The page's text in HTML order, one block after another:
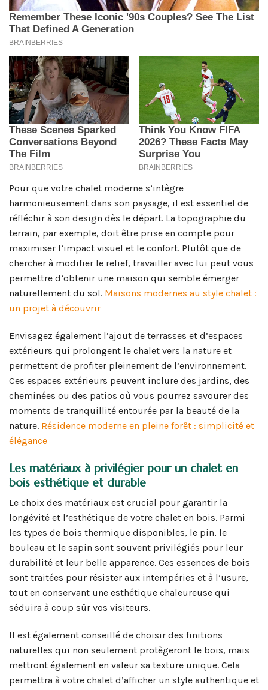
Pour que votre chalet moderne s’intègre
harmonieusement dans son paysage, il est essentiel de
réfléchir à son design dès le départ. La topographie du
terrain, par exemple, doit être prise en compte pour
maximiser l’impact visuel et le confort. Plutôt que de
chercher à modifier le relief, travailler avec lui peut vous
permettre d’obtenir une maison qui semble émerger
naturellement du sol. Maisons modernes au style chalet :
un projet à découvrir
Envisagez également l’ajout de terrasses et d’espaces
extérieurs qui prolongent le chalet vers la nature et
permettent de profiter pleinement de l’environnement.
Ces espaces extérieurs peuvent inclure des jardins, des
cheminées ou des patios où vous pourrez savourer des
moments de tranquillité entourée par la beauté de la
nature. Résidence moderne en pleine forêt : simplicité et
élégance
Les matériaux à privilégier pour un chalet en
bois esthétique et durable
Le choix des matériaux est crucial pour garantir la
longévité et l’esthétique de votre chalet en bois. Parmi
les types de bois thermique disponibles, le pin, le
bouleau et le sapin sont souvent privilégiés pour leur
durabilité et leur belle apparence. Ces essences de bois
sont traitées pour résister aux intempéries et à l’usure,
tout en conservant une esthétique chaleureuse qui
séduira à coup sûr vos visiteurs.
Il est également conseillé de choisir des finitions
naturelles qui non seulement protègeront le bois, mais
mettront également en valeur sa texture unique. Cela
permettra à votre chalet d’afficher un style authentique et